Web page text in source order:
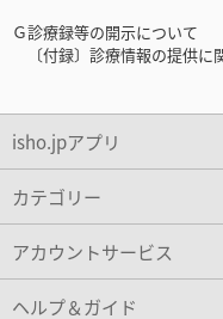
Ｇ診療録等の開示について
〔付録〕診療情報の提供に
isho.jpアプリ
カテゴリー
アカウントサービス
ヘルプ＆ガイド